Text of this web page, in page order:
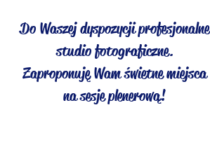
Do Waszej dyspozycji profesjonalne
studio fotograficzne.
Zaproponuję Wam świetne miejsca
na sesje plenerową!